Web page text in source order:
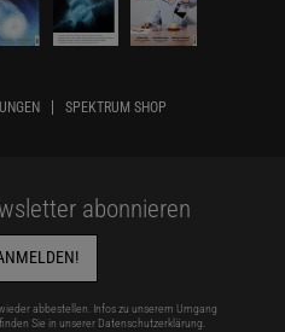
SPEKTRUM SHOP
abonnieren
abbestellen. Infos zu unserem Umgang
Sie in unserer Datenschutzerklärung.